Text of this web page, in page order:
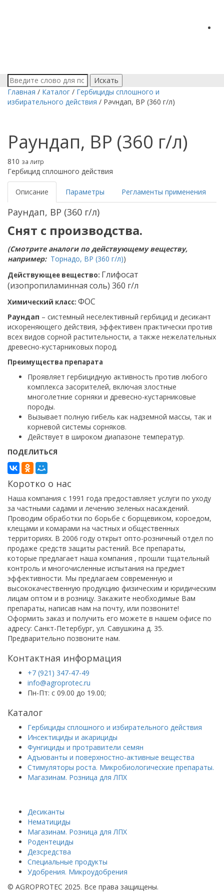
Искать
Главная / Каталог / Гербициды сплошного и
избирательного действия / Раундап, ВР (360 г/л)
Раундап, ВР (360 г/л)
810 за литр
Гербицид сплошного действия
Описание Параметры Регламенты применения
Раундап, ВР (360 г/л)
Снят с производства.
(Смотрите аналоги по действующему веществу,
например: Торнадо, ВР (360 г/л))
Действующее вещество: Глифосат
(изопропиламинная соль) 360 г/л
Химический класс: ФОС
Раундап – системный неселективный гербицид и десикант
искореняющего действия, эффективен практически против
всех видов сорной растительности, а также нежелательных
древесно-кустарниковых пород.
Преимущества препарата
Проявляет гербицидную активность против любого
комплекса засорителей, включая злостные
многолетние сорняки и древесно-кустарниковые
породы.
Вызывает полную гибель как надземной массы, так и
корневой системы сорняков.
Действует в широком диапазоне температур.
ПОДЕЛИТЬСЯ
Коротко о нас
Наша компания с 1991 года предоставляет услуги по уходу
за частными садами и лечению зеленых насаждений.
Проводим обработки по борьбе с борщевиком, короедом,
клещами и комарами на частных и общественных
территориях. В 2006 году открыт опто-розничный отдел по
продаже средств защиты растений. Все препараты,
которые предлагает наша компания , прошли тщательный
контроль и многочисленные испытания на предмет
эффективности. Мы предлагаем современную и
высококачественную продукцию физическим и юридическим
лицам оптом и в розницу. Закажите необходимые Вам
препараты, написав нам на почту, или позвоните!
Оформить заказ и получить его можете в нашем офисе по
адресу: Санкт-Петербург, ул. Савушкина д. 35.
Предварительно позвоните нам.
Контактная информация
+7 (921) 347-47-49
info@agroprotec.ru
Пн-Пт: с 09.00 до 19.00;
Каталог
Гербициды сплошного и избирательного действия
Инсектициды и акарициды
Фунгициды и протравители семян
Адъюванты и поверхностно-активные вещества
Стимуляторы роста. Микробиологические препараты.
Магазинам. Розница для ЛПХ
Десиканты
Нематициды
Магазинам. Розница для ЛПХ
Родентециды
Дезсредства
Специальные продукты
Удобрения. Микроудобрения
© AGROPROTEC 2025. Все права защищены.